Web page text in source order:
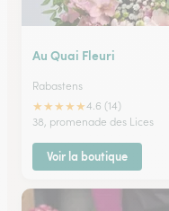
Au Quai Fleuri
Rabastens
★★★★★4.6 (14)
38, promenade des Lices
Voir la boutique